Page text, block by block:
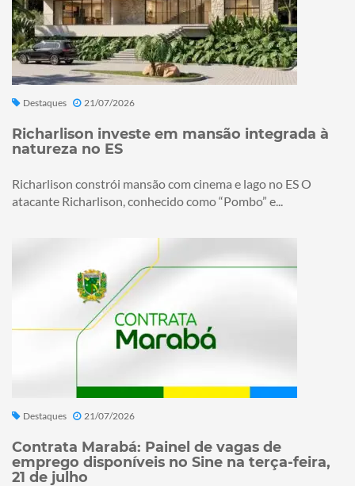
Destaques 21/07/2026
Richarlison investe em mansão integrada à
natureza no ES
Richarlison constrói mansão com cinema e lago no ES O
atacante Richarlison, conhecido como “Pombo” e...
Destaques 21/07/2026
Contrata Marabá: Painel de vagas de
emprego disponíveis no Sine na terça-feira,
21 de julho